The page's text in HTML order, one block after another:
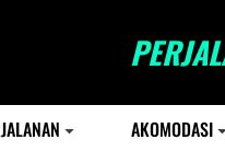
AKOMODASI